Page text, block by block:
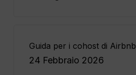
Guida per i cohost di Airbnb
24 Febbraio 2026